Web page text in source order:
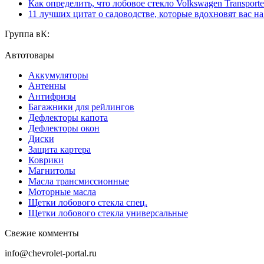
Как определить, что лобовое стекло Volkswagen
11 лучших цитат о садоводстве, которые вдохновят вас
Группа вК:
Автотовары
Аккумуляторы
Антенны
Антифризы
Багажники для рейлингов
Дефлекторы капота
Дефлекторы окон
Диски
Защита картера
Коврики
Магнитолы
Масла трансмиссионные
Моторные масла
Щетки лобового стекла спец.
Щетки лобового стекла универсальные
Свежие комменты
info@chevrolet-portal.ru